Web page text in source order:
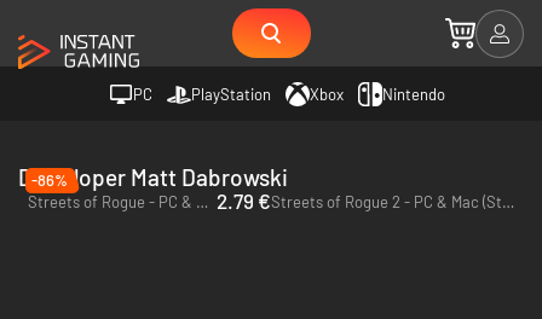
PC PlayStation Xbox Nintendo
Deweloper Matt Dabrowski
-86%
Streets of Rogue - PC & Mac (Steam) 2.79 € Streets of Rogue 2 - PC & Mac (Steam)